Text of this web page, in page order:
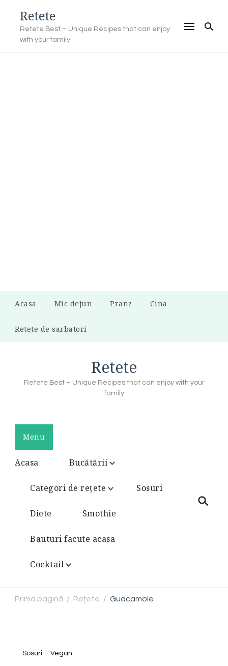
Retete
Retete Best – Unique Recipes that can enjoy
with your family
Acasa Mic dejun Pranz Cina
Retete de sarbatori
Retete
Retete Best – Unique Recipes that can enjoy with your
family
Menu
Acasa Bucătării
Categori de rețete Sosuri
Diete Smothie
Bauturi facute acasa
Cocktail
Prima pagină / Rețete / Guacamole
Sosuri Vegan